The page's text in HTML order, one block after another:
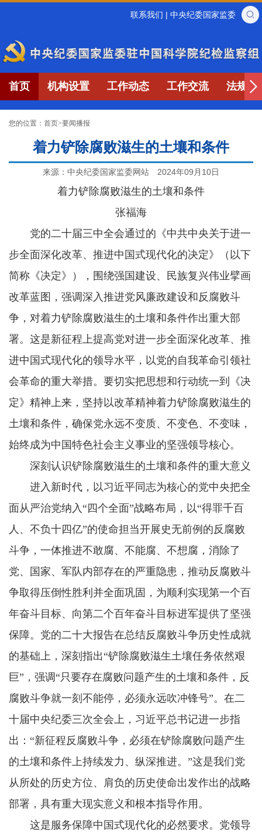
联系我们 | 中央纪委国家监委
首页 机构设置 工作动态 工作交流 法规制
您的位置： 首页>要闻播报
着力铲除腐败滋生的土壤和条件
来源：中央纪委国家监委网站 2024年09月10日
着力铲除腐败滋生的土壤和条件
张福海
党的二十届三中全会通过的《中共中央关于进一
步全面深化改革、推进中国式现代化的决定》（以下
简称《决定》），围绕强国建设、民族复兴伟业擘画
改革蓝图，强调深入推进党风廉政建设和反腐败斗
争，对着力铲除腐败滋生的土壤和条件作出重大部
署。这是新征程上提高党对进一步全面深化改革、推
进中国式现代化的领导水平，以党的自我革命引领社
会革命的重大举措。要切实把思想和行动统一到《决
定》精神上来，坚持以改革精神着力铲除腐败滋生的
土壤和条件，确保党永远不变质、不变色、不变味，
始终成为中国特色社会主义事业的坚强领导核心。
深刻认识铲除腐败滋生的土壤和条件的重大意义
进入新时代，以习近平同志为核心的党中央把全
面从严治党纳入“四个全面”战略布局，以“得罪千百
人、不负十四亿”的使命担当开展史无前例的反腐败
斗争，一体推进不敢腐、不能腐、不想腐，消除了
党、国家、军队内部存在的严重隐患，推动反腐败斗
争取得压倒性胜利并全面巩固，为顺利实现第一个百
年奋斗目标、向第二个百年奋斗目标进军提供了坚强
保障。党的二十大报告在总结反腐败斗争历史性成就
的基础上，深刻指出“铲除腐败滋生土壤任务依然艰
巨”，强调“只要存在腐败问题产生的土壤和条件，反
腐败斗争就一刻不能停，必须永远吹冲锋号”。在二
十届中央纪委三次全会上，习近平总书记进一步指
出：“新征程反腐败斗争，必须在铲除腐败问题产生
的土壤和条件上持续发力、纵深推进。”这是我们党
从所处的历史方位、肩负的历史使命出发作出的战略
部署，具有重大现实意义和根本指导作用。
这是服务保障中国式现代化的必然要求。党领导